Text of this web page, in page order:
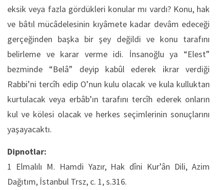
eksik veya fazla gördükleri konular mı vardı? Konu, hak
ve bâtıl mücâdelesinin kıyâmete kadar devâm edeceği
gerçeğinden başka bir şey değildi ve konu tarafını
belirleme ve karar verme idi. İnsanoğlu ya “Elest”
bezminde “Belâ” deyip kabûl ederek ikrar verdiği
Rabbi’ni tercîh edip O’nun kulu olacak ve kula kulluktan
kurtulacak veya erbâb’ın tarafını tercîh ederek onların
kul ve kölesi olacak ve herkes seçimlerinin sonuçlarını
yaşayacaktı.
Dipnotlar:
1 Elmalılı M. Hamdi Yazır, Hak dîni Kur’ân Dili, Azim
Dağıtım, İstanbul Trsz, c. 1, s.316.